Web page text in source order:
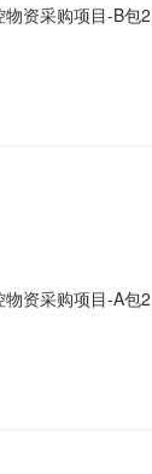
资采购项目-B包2
磋商采购方式管
资采购项目-A包2
购方式管理暂行